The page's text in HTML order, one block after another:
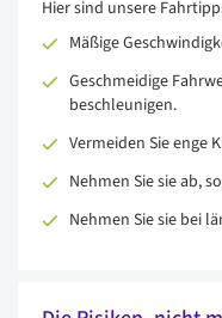
Hier sind unsere
Mäßige
Geschmeidige
beschleunigen.
Vermeiden Sie enge
Nehmen Sie sie ab,
Nehmen Sie sie bei